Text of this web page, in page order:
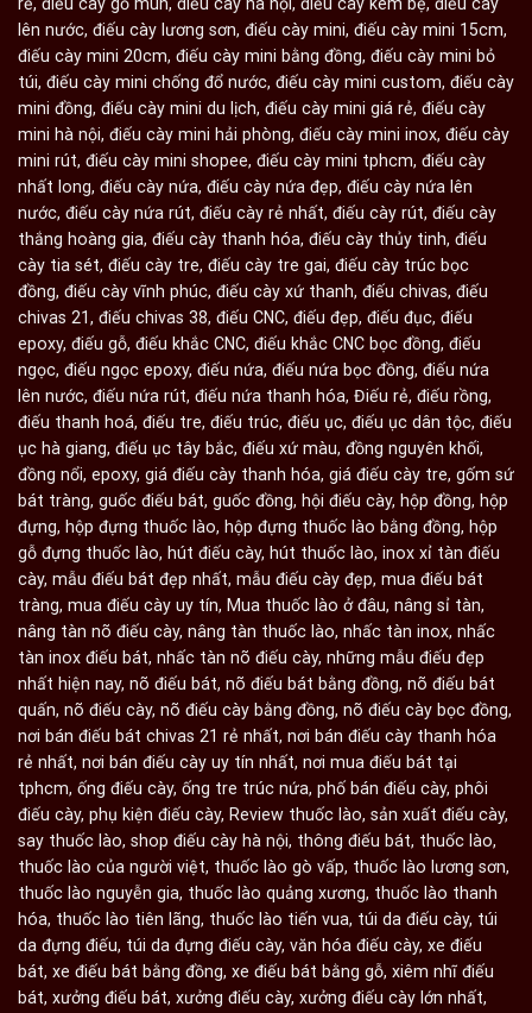
lên nước, điếu cày lương sơn, điếu cày mini, điếu cày mini 15cm,
điếu cày mini 20cm, điếu cày mini bằng đồng, điếu cày mini bỏ
túi, điếu cày mini chống đổ nước, điếu cày mini custom, điếu cày
mini đồng, điếu cày mini du lịch, điếu cày mini giá rẻ, điếu cày
mini hà nội, điếu cày mini hải phòng, điếu cày mini inox, điếu cày
mini rút, điếu cày mini shopee, điếu cày mini tphcm, điếu cày
nhất long, điếu cày nứa, điếu cày nứa đẹp, điếu cày nứa lên
nước, điếu cày nứa rút, điếu cày rẻ nhất, điếu cày rút, điếu cày
thắng hoàng gia, điếu cày thanh hóa, điếu cày thủy tinh, điếu
cày tia sét, điếu cày tre, điếu cày tre gai, điếu cày trúc bọc
đồng, điếu cày vĩnh phúc, điếu cày xứ thanh, điếu chivas, điếu
chivas 21, điếu chivas 38, điếu CNC, điếu đẹp, điếu đục, điếu
epoxy, điếu gỗ, điếu khắc CNC, điếu khắc CNC bọc đồng, điếu
ngọc, điếu ngọc epoxy, điếu nứa, điếu nứa bọc đồng, điếu nứa
lên nước, điếu nứa rút, điếu nứa thanh hóa, Điếu rẻ, điếu rồng,
điếu thanh hoá, điếu tre, điếu trúc, điếu ục, điếu ục dân tộc, điếu
ục hà giang, điếu ục tây bắc, điếu xứ màu, đồng nguyên khối,
đồng nổi, epoxy, giá điếu cày thanh hóa, giá điếu cày tre, gốm sứ
bát tràng, guốc điếu bát, guốc đồng, hội điếu cày, hộp đồng, hộp
đựng, hộp đựng thuốc lào, hộp đựng thuốc lào bằng đồng, hộp
gỗ đựng thuốc lào, hút điếu cày, hút thuốc lào, inox xỉ tàn điếu
cày, mẫu điếu bát đẹp nhất, mẫu điếu cày đẹp, mua điếu bát
tràng, mua điếu cày uy tín, Mua thuốc lào ở đâu, nâng sỉ tàn,
nâng tàn nõ điếu cày, nâng tàn thuốc lào, nhấc tàn inox, nhấc
tàn inox điếu bát, nhấc tàn nõ điếu cày, những mẫu điếu đẹp
nhất hiện nay, nõ điếu bát, nõ điếu bát bằng đồng, nõ điếu bát
quấn, nõ điếu cày, nõ điếu cày bằng đồng, nõ điếu cày bọc đồng,
nơi bán điếu bát chivas 21 rẻ nhất, nơi bán điếu cày thanh hóa
rẻ nhất, nơi bán điếu cày uy tín nhất, nơi mua điếu bát tại
tphcm, ống điếu cày, ống tre trúc nứa, phố bán điếu cày, phôi
điếu cày, phụ kiện điếu cày, Review thuốc lào, sản xuất điếu cày,
say thuốc lào, shop điếu cày hà nội, thông điếu bát, thuốc lào,
thuốc lào của người việt, thuốc lào gò vấp, thuốc lào lương sơn,
thuốc lào nguyễn gia, thuốc lào quảng xương, thuốc lào thanh
hóa, thuốc lào tiên lãng, thuốc lào tiến vua, túi da điếu cày, túi
da đựng điếu, túi da đựng điếu cày, văn hóa điếu cày, xe điếu
bát, xe điếu bát bằng đồng, xe điếu bát bằng gỗ, xiêm nhĩ điếu
bát, xưởng điếu bát, xưởng điếu cày, xưởng điếu cày lớn nhất,